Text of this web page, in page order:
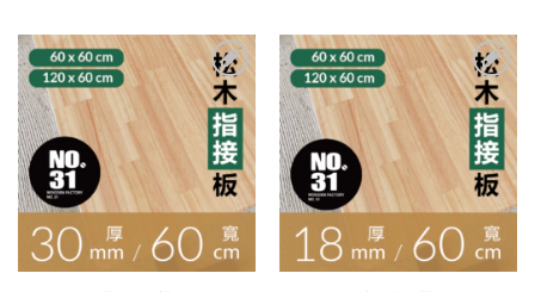
加入
到收
藏清
單
2
加入
到收
藏清
單
2